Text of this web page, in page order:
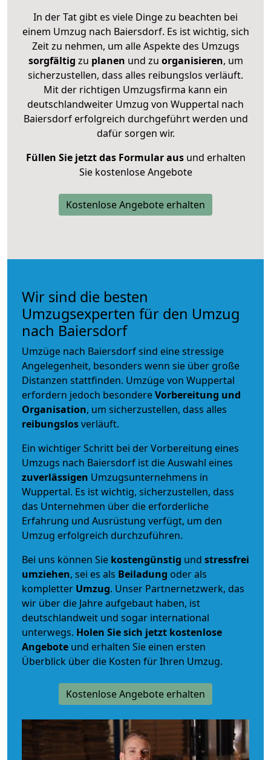
In der Tat gibt es viele Dinge zu beachten bei
einem Umzug nach Baiersdorf. Es ist wichtig, sich
Zeit zu nehmen, um alle Aspekte des Umzugs
sorgfältig zu planen und zu organisieren, um
sicherzustellen, dass alles reibungslos verläuft.
Mit der richtigen Umzugsfirma kann ein
deutschlandweiter Umzug von Wuppertal nach
Baiersdorf erfolgreich durchgeführt werden und
dafür sorgen wir.
Füllen Sie jetzt das Formular ausund erhalten
Sie kostenlose Angebote
Kostenlose Angebote erhalten
Wir sind die besten
Umzugsexperten für den Umzug
nach Baiersdorf
Umzüge nach Baiersdorf sind eine stressige
Angelegenheit, besonders wenn sie über große
Distanzen stattfinden. Umzüge von Wuppertal
erfordern jedoch besondereVorbereitung und
Organisation, um sicherzustellen, dass alles
reibungslosverläuft.
Ein wichtiger Schritt bei der Vorbereitung eines
Umzugs nach Baiersdorf ist die Auswahl eines
zuverlässigen Umzugsunternehmens in
Wuppertal. Es ist wichtig, sicherzustellen, dass
das Unternehmen über die erforderliche
Erfahrung und Ausrüstung verfügt, um den
Umzug erfolgreich durchzuführen.
Bei uns können Sie kostengünstig und stressfrei
umziehen, sei es als Beiladung oder als
kompletter Umzug. Unser Partnernetzwerk, das
wir über die Jahre aufgebaut haben, ist
deutschlandweit und sogar international
unterwegs. Holen Sie sich jetzt kostenlose
Angebote und erhalten Sie einen ersten
Überblick über die Kosten für Ihren Umzug.
Kostenlose Angebote erhalten